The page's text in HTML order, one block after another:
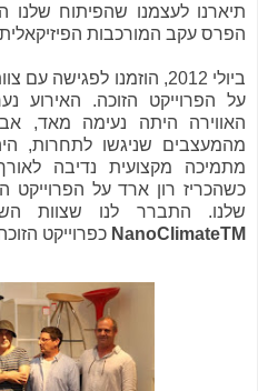
תיארנו לעצמנו שהפיתוח שלנו
הפרס עקב המורכבות
ביולי 2012, הוזמנו
על הפרוייקט הזוכה. האירוע
האווירה היתה נעימה מאד,
מהמעצבים שניגשו לתחרות,
מתמיכה מקצועית נדיבה
כשהכריז רון ארד על הפרוייקט
שלנו. התברר לנו שצוות
NanoClimateTM כפרוייקט